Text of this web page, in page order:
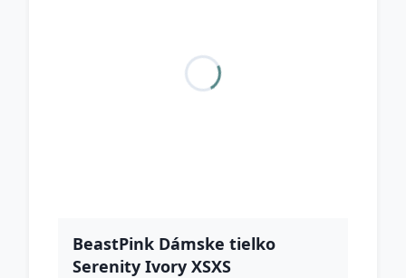
BeastPink Dámske tielko
Serenity Ivory XSXS